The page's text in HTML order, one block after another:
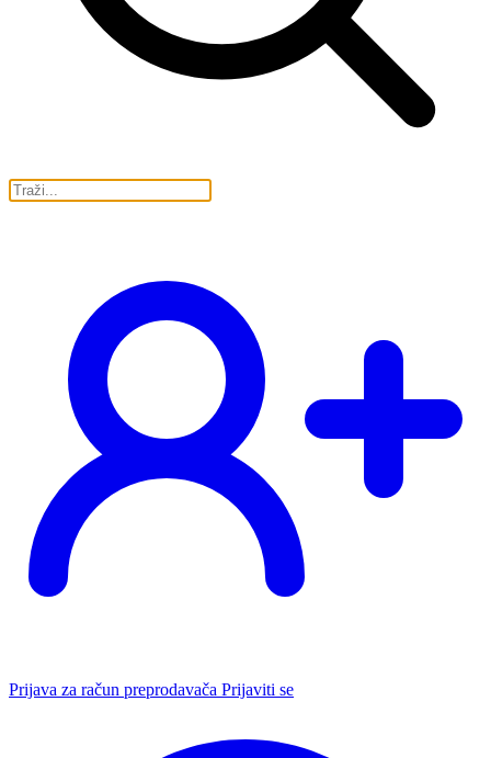
Prijava za račun preprodavača Prijaviti se